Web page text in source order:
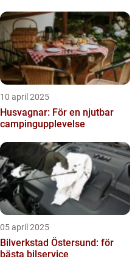
10 april 2025
Husvagnar: För en njutbar
campingupplevelse
05 april 2025
Bilverkstad Östersund: för
bästa bilservice